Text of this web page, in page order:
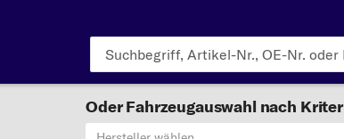
Oder Fahrzeugauswahl nach